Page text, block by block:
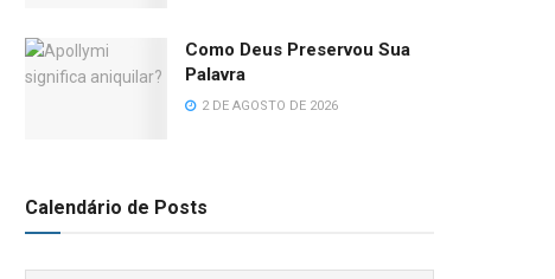
Como Deus Preservou Sua
Palavra
2 DE AGOSTO DE 2026
Calendário de Posts